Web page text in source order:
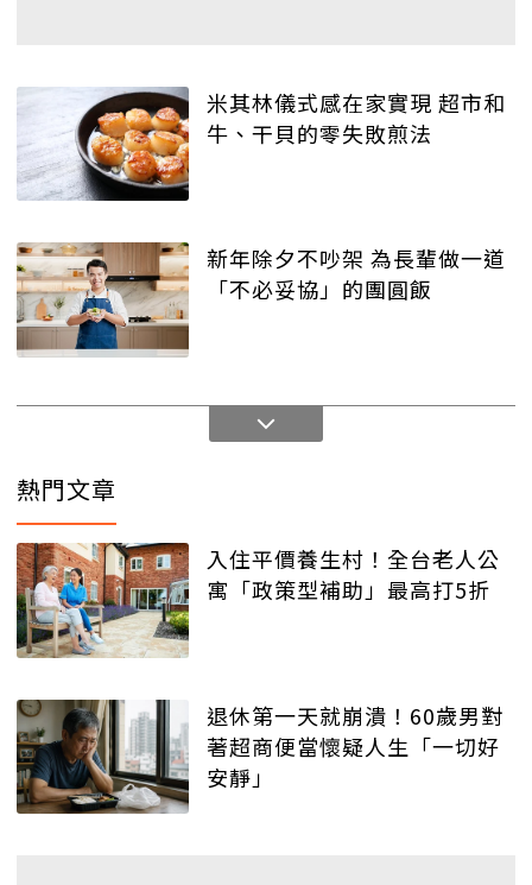
米其林儀式感在家實現 超市和
牛、干貝的零失敗煎法
新年除夕不吵架 為長輩做一道
「不必妥協」的團圓飯
熱門文章
入住平價養生村！全台老人公
寓「政策型補助」最高打5折
退休第一天就崩潰！60歲男對
著超商便當懷疑人生「一切好
安靜」